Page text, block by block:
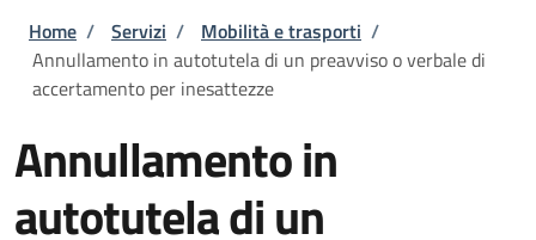
Briciole di pane
Home / Servizi / Mobilità e trasporti /
Annullamento in autotutela di un preavviso o verbale di
accertamento per inesattezze
Annullamento in
autotutela di un